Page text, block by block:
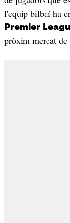
l'equip bilbaí ha
Premier
pròxim mercat de